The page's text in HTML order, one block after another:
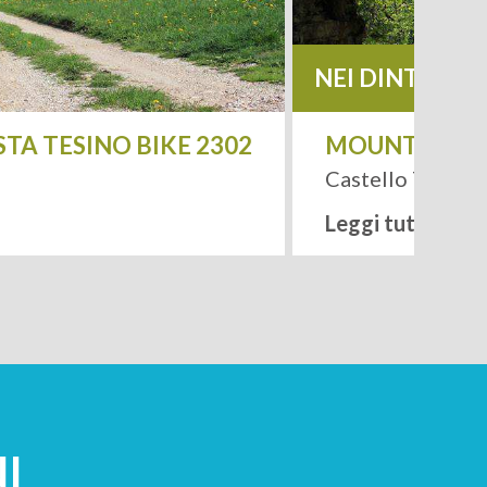
Leaflet| Tiles ©
TESINO BIKE 2302
NEI DINTORNI
Castello Tesino
Leggi tutto